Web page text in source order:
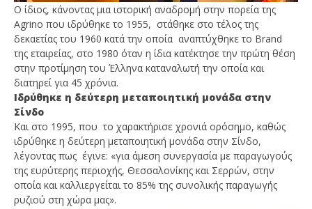
Ο ίδιος, κάνοντας μια ιστορική αναδρομή στην πορεία της
Agrino που ιδρύθηκε το 1955, στάθηκε στο τέλος της
δεκαετίας του 1960 κατά την οποία αναπτύχθηκε το Brand
της εταιρείας, στο 1980 όταν η ίδια κατέκτησε την πρώτη θέση
στην προτίμηση του Έλληνα καταναλωτή την οποία και
διατηρεί για 45 χρόνια.
Ιδρύθηκε η δεύτερη μεταποιητική μονάδα στην
Σίνδο
Και στο 1995, που το χαρακτήρισε χρονιά ορόσημο, καθώς
ιδρύθηκε η δεύτερη μεταποιητική μονάδα στην Σίνδο,
λέγοντας πως έγινε: «για άμεση συνεργασία με παραγωγούς
της ευρύτερης περιοχής, Θεσσαλονίκης και Σερρών, στην
οποία και καλλιεργείται το 85% της συνολικής παραγωγής
ρυζιού στη χώρα μας».